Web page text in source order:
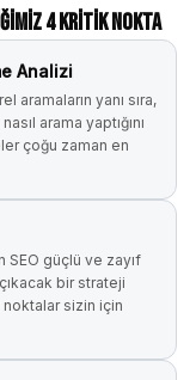
4 Kritik Nokta
Analizi
aramaların yanı sıra,
arama yaptığını
çoğu zaman en
SEO güçlü ve zayıf
bir strateji
sizin için